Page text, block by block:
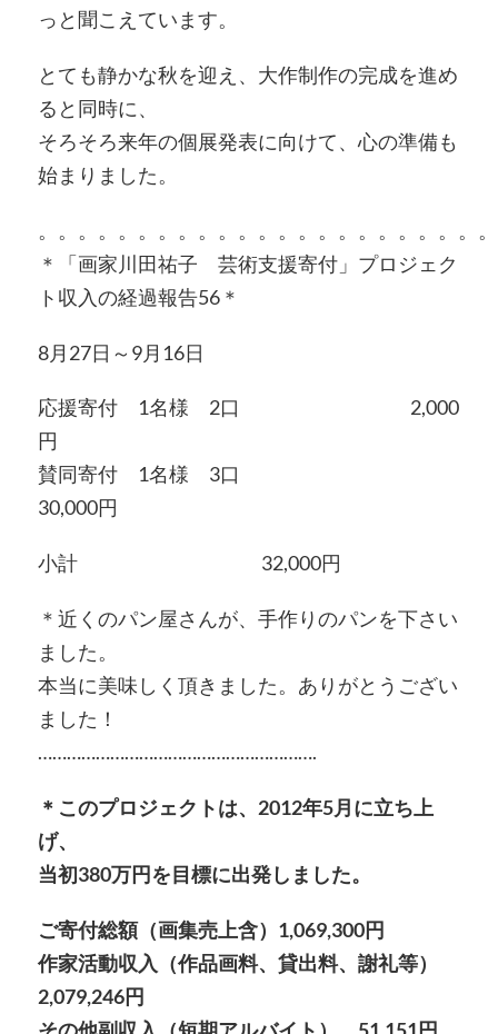
っと聞こえています。
とても静かな秋を迎え、大作制作の完成を進め
ると同時に、
そろそろ来年の個展発表に向けて、心の準備も
始まりました。
。。。。。。。。。。。。。。。。。。。。。。
＊「画家川田祐子 芸術支援寄付」プロジェク
ト収入の経過報告56＊
8月27日～9月16日
応援寄付 1名様 2口 2,000
円
賛同寄付 1名様 3口
30,000円
小計 32,000円
＊近くのパン屋さんが、手作りのパンを下さい
ました。
本当に美味しく頂きました。ありがとうござい
ました！
………………………………………………….
＊このプロジェクトは、2012年5月に立ち上
げ、
当初380万円を目標に出発しました。
ご寄付総額（画集売上含）1,069,300円
作家活動収入（作品画料、貸出料、謝礼等）
2,079,246円
その他副収入（短期アルバイト） 51,151円